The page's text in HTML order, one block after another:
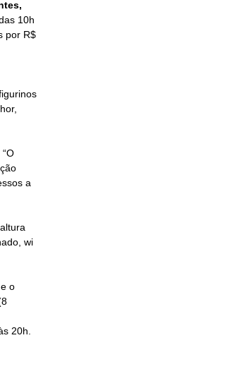
10h
por R$
a
wi
o
20h.